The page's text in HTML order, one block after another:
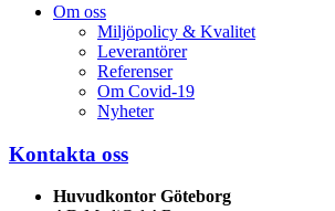
Om oss
Miljöpolicy & Kvalitet
Leverantörer
Referenser
Om Covid-19
Nyheter
Kontakta oss
Huvudkontor Göteborg